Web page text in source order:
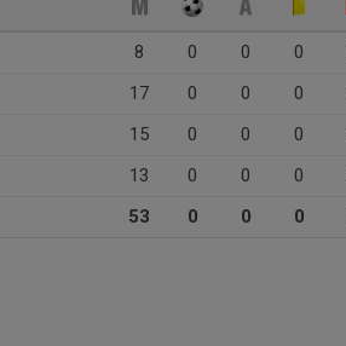
8 0 0 0
17 0 0 0
15 0 0 0
13 0 0 0
53 0 0 0